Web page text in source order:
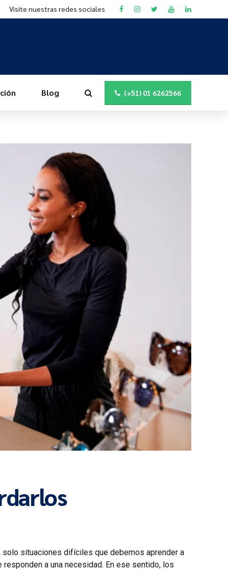
Visite nuestras redes sociales
(+51) 01 6262566
Blog
situaciones difíciles que debemos aprender a
a una necesidad. En ese sentido, los